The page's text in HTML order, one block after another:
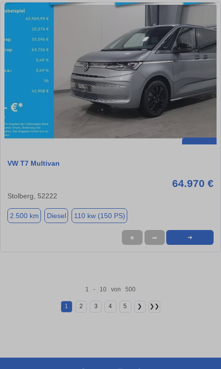
VW T7 Multivan
64.970 €
Stolberg, 52222
2.500 km Diesel 110 kw (150 PS)
★ ➦ ➜
1 - 10 von 500
1 2 3 4 5 ❯ ❯❯